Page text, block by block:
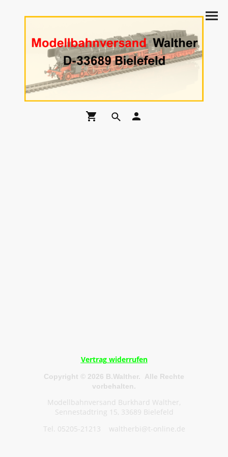
Vertrag widerrufen
Copyright © 2026 B.Walther. Alle Rechte
vorbehalten.
Modellbahnversand Burkhard Walther,
Sennestadtring 15, 33689 Bielefeld
Tel. 05205-21213 waltherbi@t-online.de